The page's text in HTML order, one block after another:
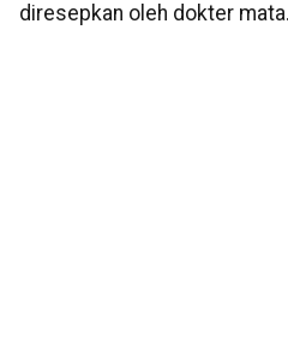
diresepkan oleh dokter mata.